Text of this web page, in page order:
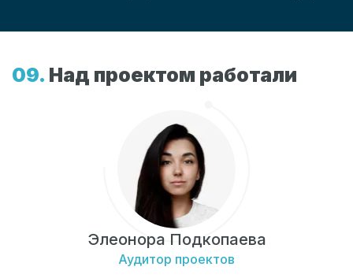
Над проектом работали
Элеонора Подкопаева
Аудитор проектов